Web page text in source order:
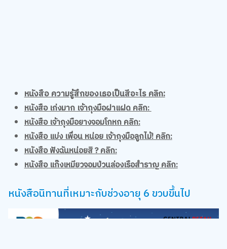
หนังสือ เก่งมาก เจ้าถุงมือฝาแฝด คลิก:
หนังสือ เจ้าถุงมือยางจอมโกหก คลิก:
หนังสือ แบ่ง เพื่อน หน่อย เจ้าถุงมือลูกไม้! คลิก:
หนังสือ ฟังฉันหน่อยสิ ? คลิก:
หนังสือ แก๊งเหมียวจอมป่วนล่องเรือสำราญ คลิก:
หนังสือนิทานที่เหมาะกับช่วงอายุ 6 ขวบขึ้นไป